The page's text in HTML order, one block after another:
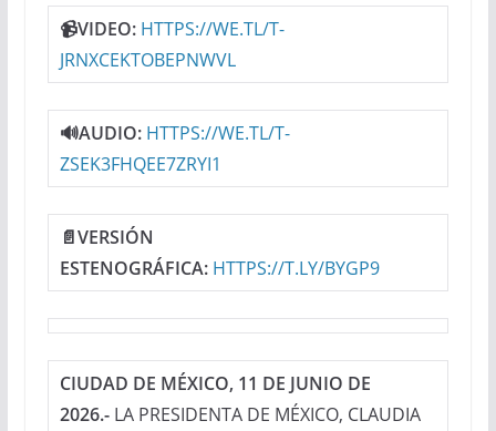
📹VIDEO: HTTPS://WE.TL/T-
JRNXCEKTOBEPNWVL
🔊AUDIO: HTTPS://WE.TL/T-
ZSEK3FHQEE7ZRYI1
📄VERSIÓN
ESTENOGRÁFICA: HTTPS://T.LY/BYGP9
CIUDAD DE MÉXICO, 11 DE JUNIO DE
2026.- LA PRESIDENTA DE MÉXICO, CLAUDIA